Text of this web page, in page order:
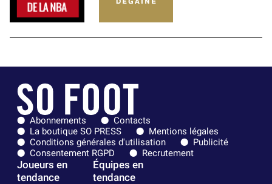
Abonnements
Contacts
La boutique SO PRESS
Mentions légales
Conditions générales d'utilisation
Publicité
Consentement RGPD
Recrutement
Joueurs en
tendance
Équipes en
tendance